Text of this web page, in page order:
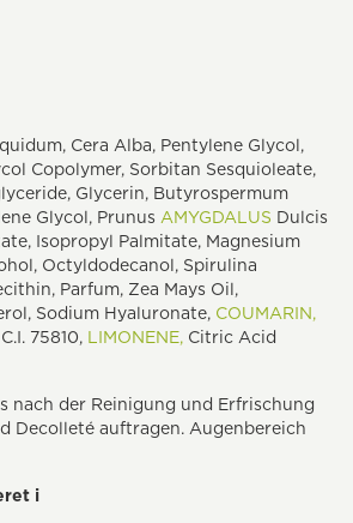
Cera Alba, Pentylene Glycol,
Copolymer, Sorbitan Sesquioleate,
Glycerin, Butyrospermum
Glycol, Prunus AMYGDALUS Dulcis
Isopropyl Palmitate, Magnesium
Octyldodecanol, Spirulina
Parfum, Zea Mays Oil,
Sodium Hyaluronate, COUMARIN,
75810, LIMONENE, Citric Acid
nach der Reinigung und Erfrischung
Decolleté auftragen. Augenbereich
i